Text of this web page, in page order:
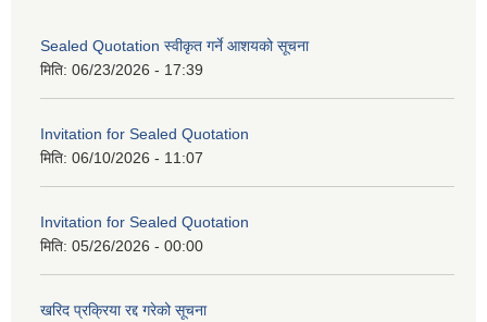
Sealed Quotation स्वीकृत गर्ने आशयको सूचना
मिति: 06/23/2026 - 17:39
Invitation for Sealed Quotation
मिति: 06/10/2026 - 11:07
Invitation for Sealed Quotation
मिति: 05/26/2026 - 00:00
खरिद प्रक्रिया रद्द गरेको सूचना